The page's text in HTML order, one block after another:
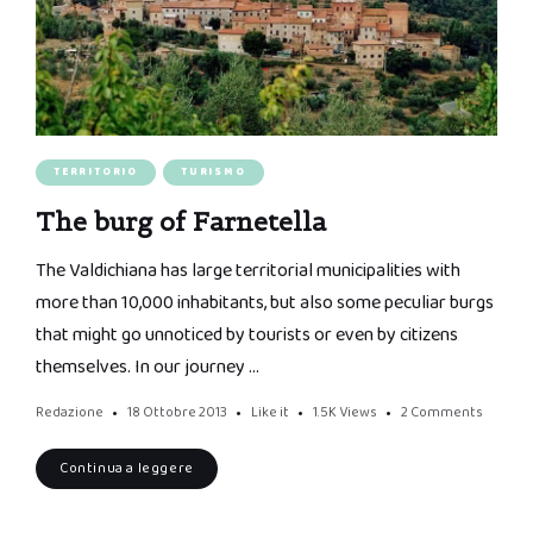
TERRITORIO TURISMO
The burg of Farnetella
The Valdichiana has large territorial municipalities with
more than 10,000 inhabitants, but also some peculiar burgs
that might go unnoticed by tourists or even by citizens
themselves. In our journey …
Redazione 18 Ottobre 2013 Like it 1.5K Views 2 Comments
Continua a leggere